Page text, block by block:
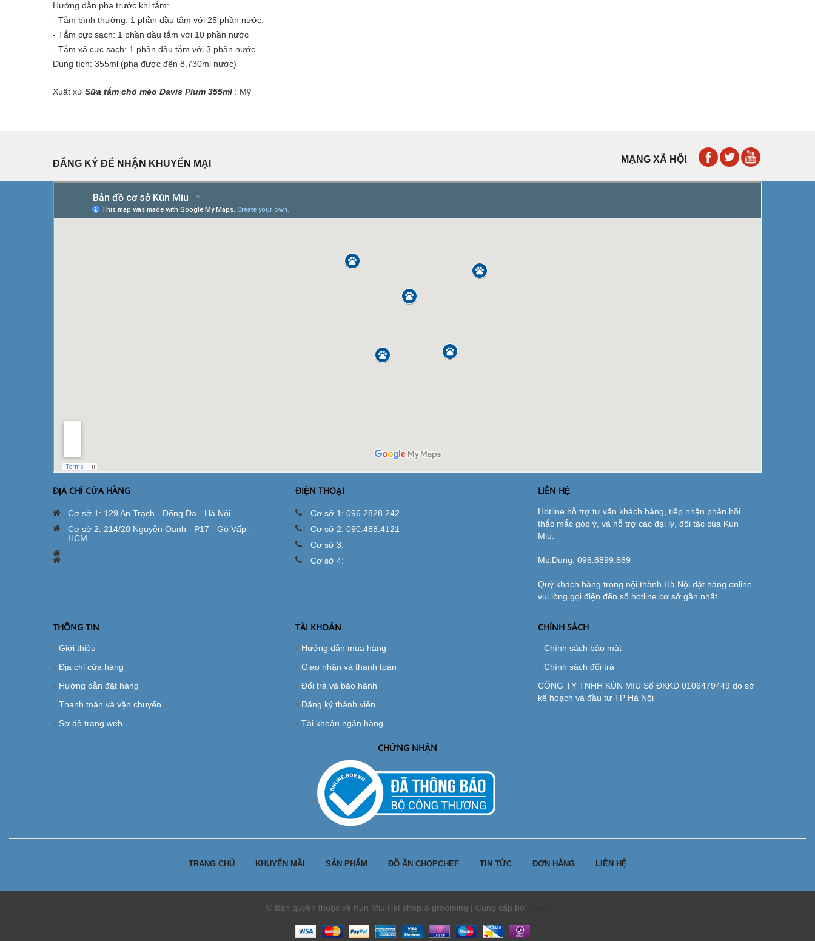
Hướng dẫn pha trước khi tắm:
- Tắm bình thường: 1 phần dầu tắm với 25 phần nước.
- Tắm cực sạch: 1 phần dầu tắm với 10 phần nước
- Tắm xả cực sạch: 1 phần dầu tắm với 3 phần nước.
Dung tích: 355ml (pha được đến 8.730ml nước)
Xuất xứ Sữa tắm chó mèo Davis Plum 355ml : Mỹ
ĐĂNG KÝ ĐỂ NHẬN KHUYẾN MẠI MẠNG XÃ HỘI
ĐỊA CHỈ CỬA HÀNG
Cơ sở 1: 129 An Trạch - Đống Đa - Hà Nội
Cơ sở 2: 214/20 Nguyễn Oanh - P17 - Gò Vấp -
HCM
ĐIỆN THOẠI
Cơ sở 1: 096.2828.242
Cơ sở 2: 090.488.4121
Cơ sở 3:
Cơ sở 4:
LIÊN HỆ
Hotline hỗ trợ tư vấn khách hàng, tiếp nhận phản hồi
thắc mắc góp ý, và hỗ trợ các đại lý, đối tác của Kún
Miu.
Ms.Dung: 096.8899.889
Quý khách hàng trong nội thành Hà Nội đặt hàng online
vui lòng gọi điện đến số hotline cơ sở gần nhất.
THÔNG TIN
Giới thiệu
Địa chỉ cửa hàng
Hướng dẫn đặt hàng
Thanh toán và vận chuyển
Sơ đồ trang web
TÀI KHOẢN
Hướng dẫn mua hàng
Giao nhận và thanh toán
Đổi trả và bảo hành
Đăng ký thành viên
Tài khoản ngân hàng
CHÍNH SÁCH
Chính sách bảo mật
Chính sách đổi trả
CÔNG TY TNHH KÚN MIU Số ĐKKD 0106479449 do sở
kế hoạch và đầu tư TP Hà Nội
CHỨNG NHẬN
TRANG CHỦ KHUYẾN MÃI SẢN PHẨM ĐỒ ĂN CHOPCHEF TIN TỨC ĐƠN HÀNG LIÊN HỆ
© Bản quyền thuộc về Kún Miu Pet shop & grooming | Cung cấp bởi